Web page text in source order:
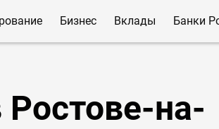
Бизнес Вклады Банки
Ростове-на-